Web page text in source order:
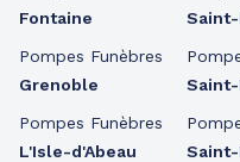
Fontaine
Pompes Funèbres
Grenoble
Pompes Funèbres
L'Isle-d'Abeau